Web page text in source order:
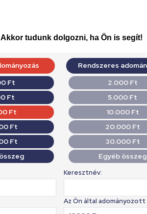
Akkor tudunk dolgozni, ha Ön is segít!